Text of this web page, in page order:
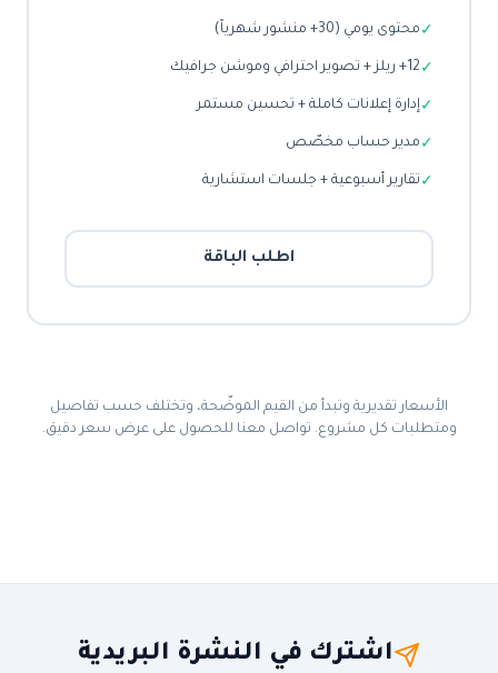
✓ محتوى يومي (30+ منشور شهرياً)
✓ 12+ ريلز + تصوير احترافي وموشن جرافيك
✓إدارة إعلانات كاملة + تحسين مستمر
✓ مدير حساب مخصّص
✓ تقارير أسبوعية + جلسات استشارية
اطلب الباقة
الأسعار تقديرية وتبدأ من القيم الموضّحة، وتختلف حسب تفاصيل
ومتطلبات كل مشروع. تواصل معنا للحصول على عرض سعر دقيق.
اشترك في النشرة البريدية